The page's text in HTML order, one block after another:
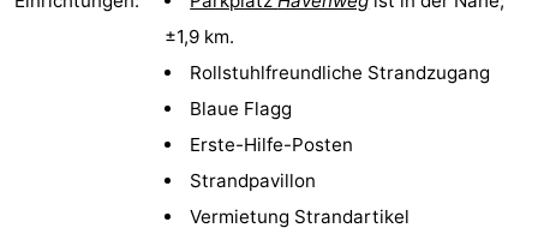
Appartements
±1,9 km.
Rollstuhlfreundliche Strandzugang
Blaue Flagg
Erste-Hilfe-Posten
Strandpavillon
Vermietung Strandartikel